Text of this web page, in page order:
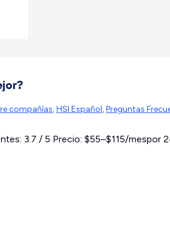
compañías,HSI Español,Preguntas
3.7 / 5 Precio: $55–$115/mespor